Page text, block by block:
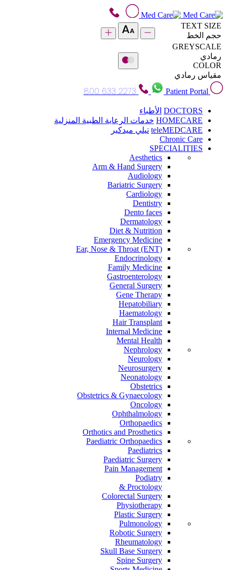
TEXT SIZE
حجم الخط
GREYSCALE
رمادي
COLOR
مقياس رمادي
Patient Portal
800 633 2273
DOCTORS الأطباء
HOMECARE خدمات الرعاية الطبية المنزلية
teleMEDCARE تيلي ميدكير
Chronic Care
SPECIALITIES
Aesthetics
Arm & Hand Surgery
Audiology
Bariatric Surgery
Cardiology
Dentistry
Dento faces
Dermatology
Diet & Nutrition
Emergency Medicine
Ear, Nose & Throat (ENT)
Endocrinology
Family Medicine
Gastroenterology
General Surgery
Gene Therapy
Hepatobiliary
Haematology
Hair Transplant
Internal Medicine
Mental Health
Nephrology
Neurology
Neurosurgery
Neonatology
Obstetrics
Obstetrics & Gynaecology
Oncology
Ophthalmology
Orthopaedics
Orthotics and Prosthetics
Paediatric Orthopaedics
Paediatrics
Paediatric Surgery
Pain Management
Podiatry
Proctology &
Colorectal Surgery
Physiotherapy
Plastic Surgery
Pulmonology
Robotic Surgery
Rheumatology
Skull Base Surgery
Spine Surgery